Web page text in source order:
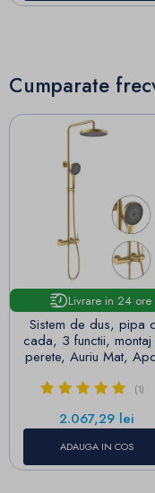
Cumparate
Livrare in 24 ore
Sistem de dus, pipa
cada, 3 functii,
perete, Auriu Mat,
(1)
Pret
2.067,29 lei
ADAUGA IN COS